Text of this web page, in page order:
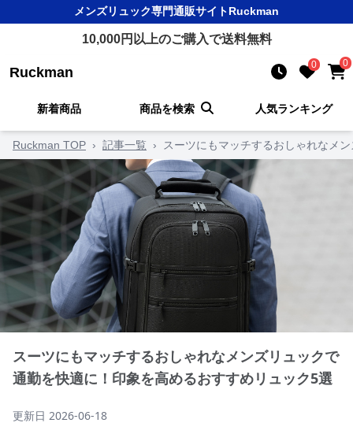
メンズリュック専門通販サイトRuckman
10,000円以上のご購入で送料無料
Ruckman 0 0
新着商品 商品を検索 人気ランキング
Ruckman TOP › 記事一覧 › スーツにもマッチするおしゃれなメ
スーツにもマッチするおしゃれなメンズリュックで
通勤を快適に！印象を高めるおすすめリュック5選
更新日 2026-06-18